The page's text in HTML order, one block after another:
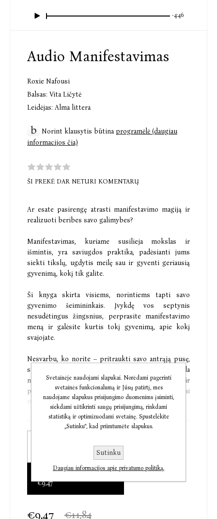
-4:46
Audio Manifestavimas
Roxie Nafousi
Balsas: Vita Ličytė
Leidėjas: Alma littera
Norint klausytis būtinaprogramėlė (daugiau
informacijos čia)
ŠI PREKĖ DAR NETURI KOMENTARŲ
Ar esate pasirengę atrasti manifestavimo magiją ir
realizuoti beribes savo galimybes?
Manifestavimas, kuriame susilieja mokslas ir
išmintis, yra saviugdos praktika, padėsianti jums
siekti tikslų, ugdytis meilę sau ir gyventi geriausią
gyvenimą, kokį tik galite.
Ši knyga skirta visiems, norintiems tapti savo
gyvenimo šeimininkais. Įvykdę vos septynis
nesudėtingus žingsnius, perprasite manifestavimo
meną ir galėsite kurtis tokį gyvenimą, apie kokį
svajojate.
Nesvarbu, ko norite – pritraukti savo antrąją pusę,
susirasti tobulą darbą, nusipirkti namą, kurio visada
norėjote, ar tiesiog atrasti daugiau vidinės ramybės ir
pasitikėjimo savimi, – manifesuodami išmokysite tai
pasiekti.
1. Aiškiai suformuluokite savo viziją.
3. Priderinkite savo elgesį.
4. Įveikite visatos siunčiamus išbandymus.
5. Priimkite dėkingumą be išlygų.
7. Pasitikėkite visata.
Atskleiskite manifestavimo magiją ir pradėkite
€9,47
€9,47 €11,84
Svetainėje naudojami slapukai. Norėdami pagerinti
svetainės funkcionalumą ir Jūsų patirtį, mes
naudojame slapukus prisijungimo duomenims įsiminti,
siekdami užtikrinti saugų prisijungimą, rinkdami
statistiką ir optimizuodami svetainę. Spustelėkite
„Sutinku“, kad priimtumėte slapukus.
Sutinku
Daugiau informacijos apie privatumo politiką.